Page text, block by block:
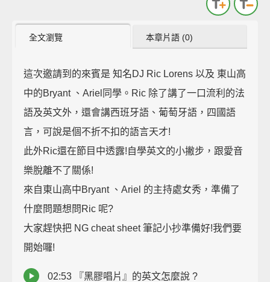
全文瀏覽 本章片語 (0)
這次邀請到的來賓是 知名DJ Ric Lorens 以及 東山高
中的Bryant 、Ariel同學。Ric 除了講了一口流利的法
語及英文外，還會講西班牙語、葡萄牙語，四國語
言，可說是個不折不扣的語言天才!
此外Ric還在節目中透露!自學英文的小撇步，跟愛音
樂脫離不了關係!
來自東山高中Bryant 、Ariel 的主持處女秀，準備了
什麼問題想問Ric 呢?
大家趕快把 NG cheat sheet 筆記小抄準備好!我們要
開始囉!
02:53 『黑膠唱片』的英文怎麼說 ?